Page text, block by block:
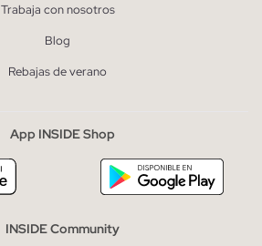
Trabaja con nosotros
Blog
Rebajas de verano
App INSIDE Shop
INSIDE Community